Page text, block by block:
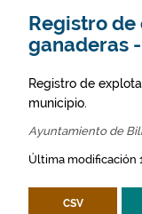
Registro
ganaderas
Registro de
municipio.
Ayuntamiento de
Última modificación
CSV